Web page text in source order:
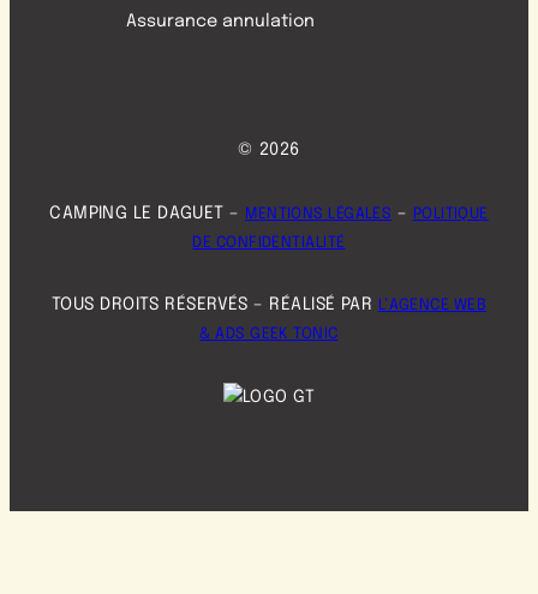
Assurance annulation
© 2026
CAMPING LE DAGUET – MENTIONS LÉGALES –
POLITIQUE
DE CONFIDENTIALITÉ
TOUS DROITS RÉSERVÉS – RÉALISÉ PAR
L’AGENCE WEB
& ADS GEEK TONIC